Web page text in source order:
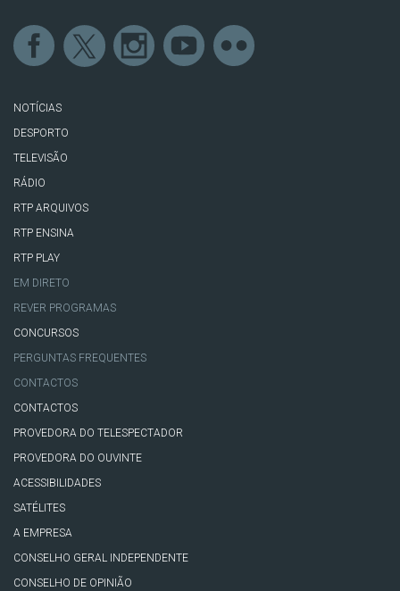
NOTÍCIAS
DESPORTO
TELEVISÃO
RÁDIO
RTP ARQUIVOS
RTP ENSINA
RTP PLAY
EM DIRETO
REVER PROGRAMAS
CONCURSOS
PERGUNTAS FREQUENTES
CONTACTOS
CONTACTOS
PROVEDORA DO TELESPECTADOR
PROVEDORA DO OUVINTE
ACESSIBILIDADES
SATÉLITES
A EMPRESA
CONSELHO GERAL INDEPENDENTE
CONSELHO DE OPINIÃO